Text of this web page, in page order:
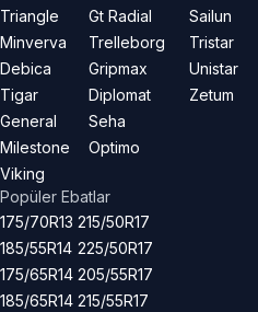
Triangle
Minverva
Debica
Tigar
General
Milestone
Viking
Gt Radial
Trelleborg
Gripmax
Diplomat
Seha
Optimo
Sailun
Tristar
Unistar
Zetum
Popüler Ebatlar
175/70R13
185/55R14
175/65R14
185/65R14
215/50R17
225/50R17
205/55R17
215/55R17